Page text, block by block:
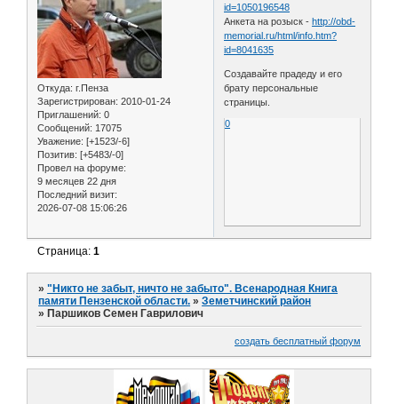
Откуда: г.Пенза
Зарегистрирован: 2010-01-24
Приглашений: 0
Сообщений: 17075
Уважение: [+1523/-6]
Позитив: [+5483/-0]
Провел на форуме:
9 месяцев 22 дня
Последний визит:
2026-07-08 15:06:26
id=1050196548
Анкета на розыск - http://obd-
memorial.ru/html/info.htm?
id=8041635
Создавайте прадеду и его
брату персональные
страницы.
0
Страница:1
»"Никто не забыт, ничто не забыто". Всенародная Книга
памяти Пензенской области. »Земетчинский район
»Паршиков Семен Гаврилович
создать бесплатный форум